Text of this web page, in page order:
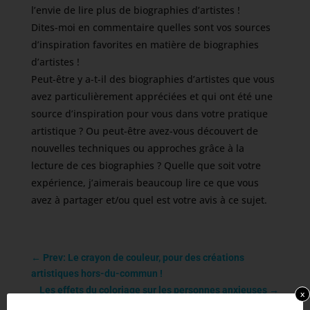
l’envie de lire plus de biographies d’artistes !
Dites-moi en commentaire quelles sont vos sources
d’inspiration favorites en matière de biographies
d’artistes !
Peut-être y a-t-il des biographies d’artistes que vous
avez particulièrement appréciées et qui ont été une
source d’inspiration pour vous dans votre pratique
artistique ? Ou peut-être avez-vous découvert de
nouvelles techniques ou approches grâce à la
lecture de ces biographies ? Quelle que soit votre
expérience, j’aimerais beaucoup lire ce que vous
avez à partager et/ou quel est votre avis à ce sujet.
← Prev: Le crayon de couleur, pour des créations
artistiques hors-du-commun !
Les effets du coloriage sur les personnes anxieuses → x